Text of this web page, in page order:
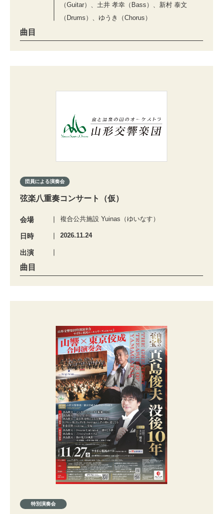
（Guitar）、土井 孝幸（Bass）、新村 泰文
（Drums）、ゆうき（Chorus）
曲目
団員による演奏会
弦楽八重奏コンサート（仮）
会場 複合公共施設 Yuinas（ゆいなす）
日時 2026.11.24
出演
曲目
特別演奏会